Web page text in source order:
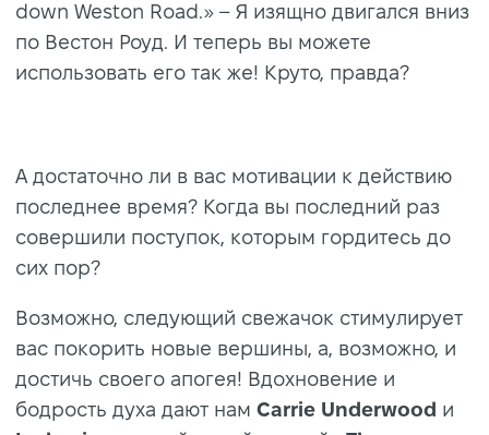
down Weston Road.» – Я изящно двигался вниз
по Вестон Роуд. И теперь вы можете
использовать его так же! Круто, правда?
А достаточно ли в вас мотивации к действию
последнее время? Когда вы последний раз
совершили поступок, которым гордитесь до
сих пор?
Возможно, следующий свежачок стимулирует
вас покорить новые вершины, а, возможно, и
достичь своего апогея! Вдохновение и
бодрость духа дают нам Carrie Underwood и